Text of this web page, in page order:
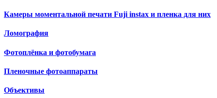
Камеры моментальной печати Fuji instax и пленка для них
Ломография
Фотоплёнка и фотобумага
Пленочные фотоаппараты
Объективы